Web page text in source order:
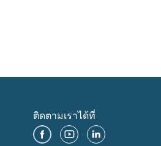
ติดตามเราได้ที่